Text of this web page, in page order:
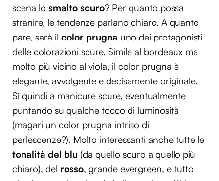
scena lo smalto scuro? Per quanto possa
stranire, le tendenze parlano chiaro. A quanto
pare, sarà il color prugna uno dei protagonisti
delle colorazioni scure. Simile al bordeaux ma
molto più vicino al viola, il color prugna è
elegante, avvolgente e decisamente originale.
Sì quindi a manicure scure, eventualmente
puntando su qualche tocco di luminosità
(magari un color prugna intriso di
perlescenze?). Molto interessanti anche tutte le
tonalità del blu (da quello scuro a quello più
chiaro), del rosso, grande evergreen, e tutto